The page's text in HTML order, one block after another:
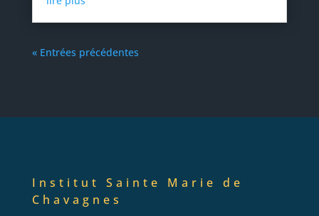
« Entrées précédentes
Institut Sainte Marie de
Chavagnes